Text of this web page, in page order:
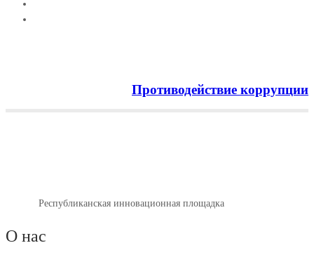
Противодействие коррупции
Республиканская инновационная площадка
О нас